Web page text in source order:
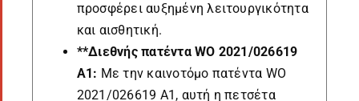
προσφέρει αυξημένη λειτουργικότητα
και αισθητική.
**Διεθνής πατέντα WO 2021/026619
A1: Με την καινοτόμο πατέντα WO
2021/026619 A1, αυτή η πετσέτα